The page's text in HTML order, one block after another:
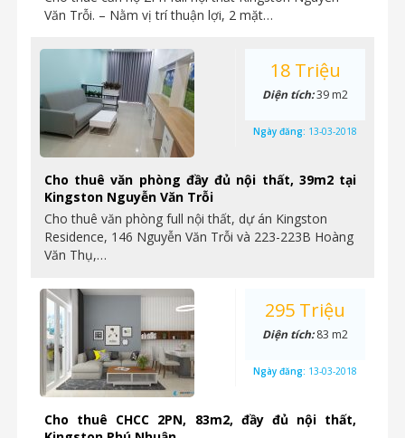
Văn Trỗi. – Nằm vị trí thuận lợi, 2 mặt…
Cho thuê văn phòng đầy đủ nội thất, 39m2 tại
Kingston Nguyễn Văn Trỗi
Cho thuê văn phòng full nội thất, dự án Kingston
Residence, 146 Nguyễn Văn Trỗi và 223-223B Hoàng
Văn Thụ,…
18 Triệu
Diện tích:39 m2
Ngày đăng: 13-03-2018
Cho thuê CHCC 2PN, 83m2, đầy đủ nội thất,
295 Triệu
Diện tích:83 m2
Ngày đăng: 13-03-2018